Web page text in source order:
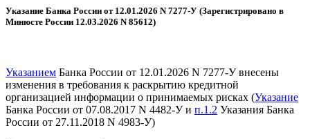
Указание Банка России от 12.01.2026 N 7277-У (Зарегистрировано в
Минюсте России 12.03.2026 N 85612)
Указанием Банка России от 12.01.2026 N 7277-У внесены
изменения в требования к раскрытию кредитной
организацией информации о принимаемых рисках (Указание
Банка России от 07.08.2017 N 4482-У и п.1.2 Указания Банка
России от 27.11.2018 N 4983-У)